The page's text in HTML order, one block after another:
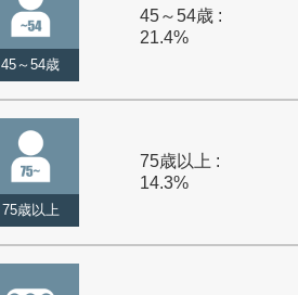
45～54歳
45～54歳 :
21.4%
75歳以上
75歳以上 :
14.3%